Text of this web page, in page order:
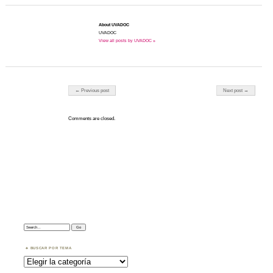
About UVADOC
UVADOC
View all posts by UVADOC »
Post navigation
← Previous post Next post →
Comments are closed.
Search:
BUSCAR POR TEMA
Buscar
por
Tema